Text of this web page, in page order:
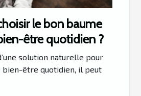
le bon baume
être quotidien ?
solution naturelle pour
bien-être quotidien, il peut